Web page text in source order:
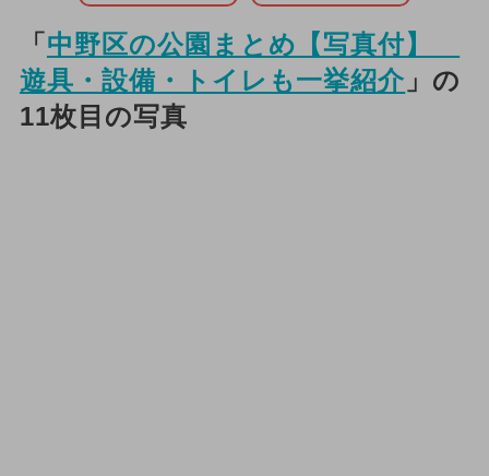
「 中野区の公園まとめ【写真付】
遊具・設備・トイレも一挙紹介 」の
11枚目の写真